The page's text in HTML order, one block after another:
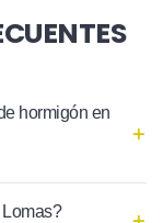
hormigón en